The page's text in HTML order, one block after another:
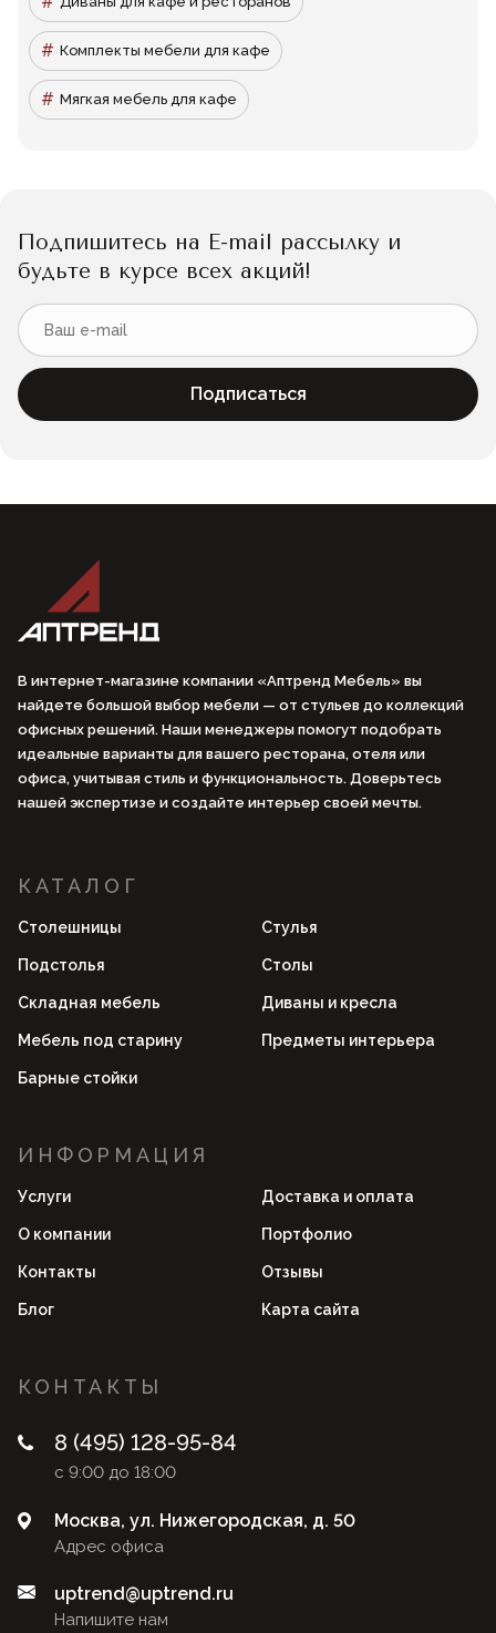
Комплекты мебели для кафе
Мягкая мебель для кафе
Подпишитесь на E-mail рассылку и
будьте в курсе всех акций!
Подписаться
В интернет-магазине компании «Аптренд Мебель» вы
найдете большой выбор мебели — от стульев до коллекций
офисных решений. Наши менеджеры помогут подобрать
идеальные варианты для вашего ресторана, отеля или
офиса, учитывая стиль и функциональность. Доверьтесь
нашей экспертизе и создайте интерьер своей мечты.
КАТАЛОГ
Столешницы Стулья
Подстолья Столы
Складная мебель Диваны и кресла
Мебель под старину Предметы интерьера
Барные стойки
ИНФОРМАЦИЯ
Услуги Доставка и оплата
О компании Портфолио
Контакты Отзывы
Блог Карта сайта
КОНТАКТЫ
8 (495) 128-95-84
с 9:00 до 18:00
Адрес офиса
Москва, ул. Нижегородская, д. 50
Напишите нам
uptrend@uptrend.ru